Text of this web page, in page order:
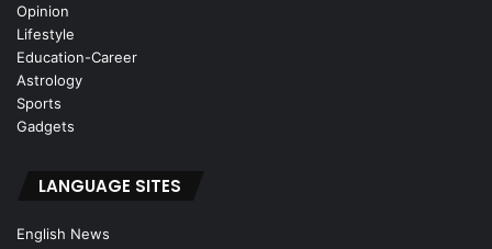
Opinion
Lifestyle
Education-Career
Astrology
Sports
Gadgets
LANGUAGE SITES
English News